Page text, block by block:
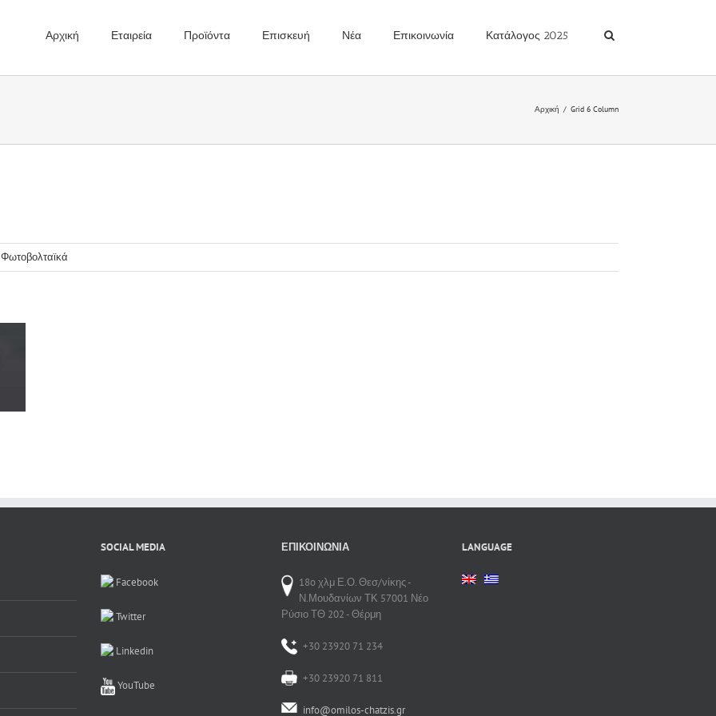
Αρχική Εταιρεία Προϊόντα Επισκευή Νέα Επικοινωνία Κατάλογος 2025
Αρχική Grid 6 Column
Φωτοβολταϊκά
SOCIAL MEDIA
Facebook
Twitter
Linkedin
YouTube
ΕΠΙΚΟΙΝΩΝΊΑ
18o χλμ Ε.Ο. Θεσ/νίκης -
Ν.Μουδανίων ΤΚ 57001 Νέο
Ρύσιο ΤΘ 202 - Θέρμη
+30 23920 71 234
+30 23920 71 811
info@omilos-chatzis.gr
LANGUAGE